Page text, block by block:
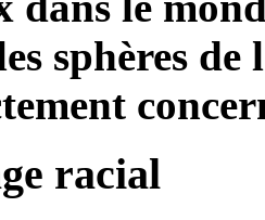
sphères
racial